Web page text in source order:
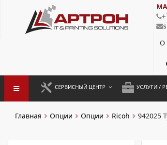
О
СЕРВИСНЫЙ ЦЕНТР УСЛУГИ /
Главная Опции Опции Ricoh 942025